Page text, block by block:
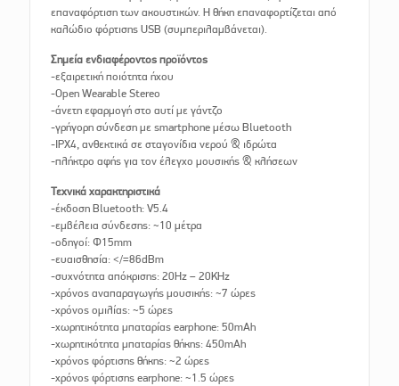
επαναφόρτιση των ακουστικών. Η θήκη επαναφορτίζεται από
καλώδιο φόρτισης USB (συμπεριλαμβάνεται).
Σημεία ενδιαφέροντος προϊόντος
-εξαιρετική ποιότητα ήχου
-Open Wearable Stereo
-άνετη εφαρμογή στο αυτί με γάντζο
-γρήγορη σύνδεση με smartphone μέσω Bluetooth
-IPX4, ανθεκτικά σε σταγονίδια νερού & ιδρώτα
-πλήκτρο αφής για τον έλεγχο μουσικής & κλήσεων
Τεχνικά χαρακτηριστικά
-έκδοση Bluetooth: V5.4
-εμβέλεια σύνδεσης: ~10 μέτρα
-οδηγοί: Φ15mm
-ευαισθησία: </=86dBm
-συχνότητα απόκρισης: 20Hz – 20KHz
-χρόνος αναπαραγωγής μουσικής: ~7 ώρες
-χρόνος ομιλίας: ~5 ώρες
-χωρητικότητα μπαταρίας earphone: 50mAh
-χωρητικότητα μπαταρίας θήκης: 450mAh
-χρόνος φόρτισης θήκης: ~2 ώρες
-χρόνος φόρτισης earphone: ~1.5 ώρες